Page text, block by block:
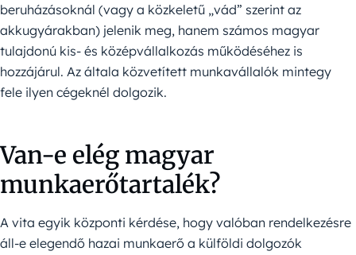
beruházásoknál (vagy a közkeletű „vád” szerint az
akkugyárakban) jelenik meg, hanem számos magyar
tulajdonú kis- és középvállalkozás működéséhez is
hozzájárul. Az általa közvetített munkavállalók mintegy
fele ilyen cégeknél dolgozik.
Van-e elég magyar
munkaerőtartalék?
A vita egyik központi kérdése, hogy valóban rendelkezésre
áll-e elegendő hazai munkaerő a külföldi dolgozók